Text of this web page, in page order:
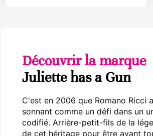
Découvrir la marque
Juliette has a Gun
C'est en 2006 que Romano Ricci
sonnant comme un défi dans un
codifié. Arrière-petit-fils de la
de cet héritage pour être avant